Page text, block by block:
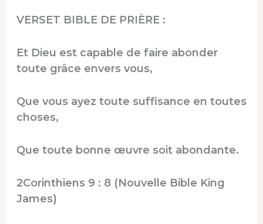
VERSET BIBLE DE PRIÈRE :
Et Dieu est capable de faire abonder
toute grâce envers vous,
Que vous ayez toute suffisance en toutes
choses,
Que toute bonne œuvre soit abondante.
2Corinthiens 9 : 8 (Nouvelle Bible King
James)